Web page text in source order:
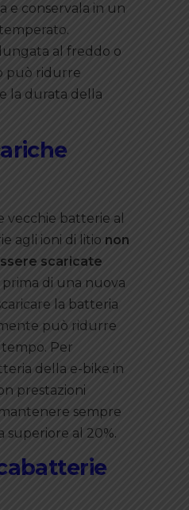
e conservala in un
al freddo o
può ridurre
la durata della
vecchie batterie al
agli ioni di litio non
scaricate
prima di una nuova
la batteria
può ridurre
tempo. Per
della e-bike in
prestazioni
sempre
superiore al 20%.